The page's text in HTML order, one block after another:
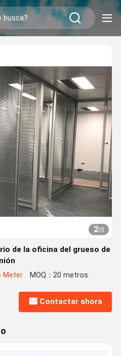
2/3
de la oficina del grueso de
Meter MOQ：20 metros
Contactar ahora